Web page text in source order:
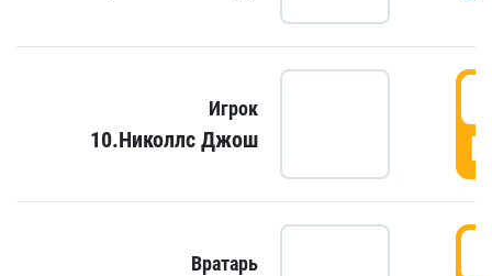
Игрок
10.Николлс Джош
Вратарь